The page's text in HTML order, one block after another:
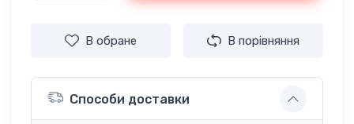
В обране В порівняння
Способи доставки